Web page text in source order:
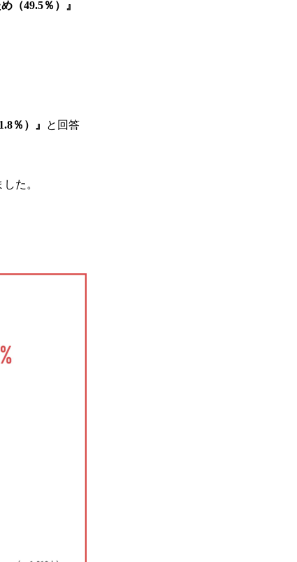
（49.5％）』
％）』
と回答
た。